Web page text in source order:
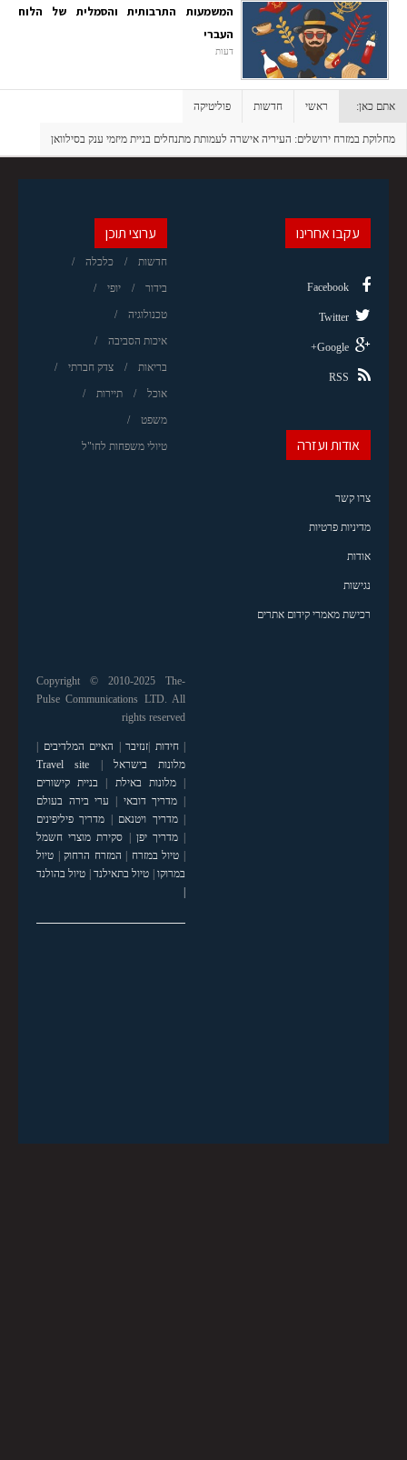
המשמעות התרבותית והסמלית של הלוח
העברי
דעות
אתם כאן: ראשי חדשות פוליטיקה
מחלוקת במזרח ירושלים: העיריה אישרה לעמותת מתנחלים בניית מיזמי ענק בסילוואן
ערוצי תוכן
חדשות כלכלה
בידור יופי
טכנולוגיה
איכות הסביבה
בריאות צדק חברתי
אוכל תיירות
משפט
טיולי משפחות לחו"ל
עקבו אחרינו
Facebook
Twitter
Google+
RSS
אודות ועזרה
צרו קשר
מדיניות פרטיות
אודות
נגישות
רכישת מאמרי קידום אתרים
Copyright © 2010-2025 The-
Pulse Communications LTD. All
rights reserved
|חידות |זנזיבר | האיים המלדיבים |
מלונות בישראל |
Travel site
|מלונות באילת | בניית קישורים
| מדריך דובאי | ערי בירה בעולם
|מדריך ויטנאם | מדריך פיליפינים
|מדריך יפן | סקירת מוצרי חשמל
| טיול במזרח | המזרח הרחוק| טיול
במרוקו| טיול בתאילנד| טיול בהולנד
|